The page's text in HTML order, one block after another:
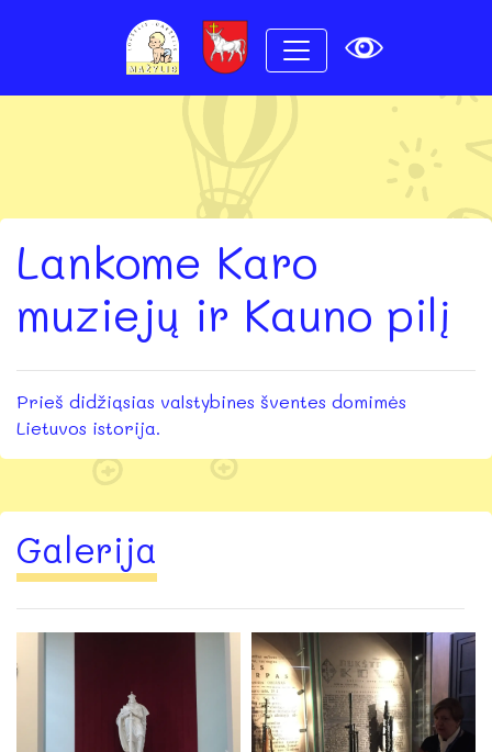
Lankome Karo
muziejų ir Kauno pilį
Prieš didžiąsias valstybines šventes domimės
Lietuvos istorija.
Galerija